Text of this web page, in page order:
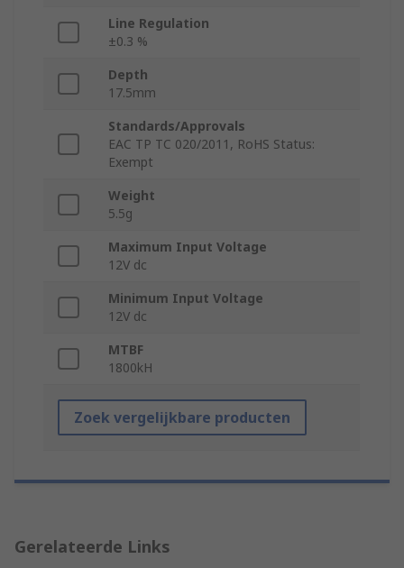
Line Regulation
±0.3 %
Depth
17.5mm
Standards/Approvals
EAC TP TC 020/2011, RoHS Status:
Exempt
Weight
5.5g
Maximum Input Voltage
12V dc
Minimum Input Voltage
12V dc
MTBF
1800kH
Zoek vergelijkbare producten
Gerelateerde Links